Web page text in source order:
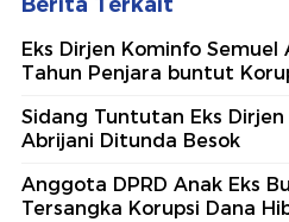
Berita Terkait
Eks Dirjen Kominfo
Tahun Penjara buntut
Sidang Tuntutan Eks Dirjen
Abrijani Ditunda Besok
Anggota DPRD Anak Eks
Tersangka Korupsi Dana